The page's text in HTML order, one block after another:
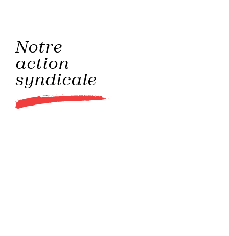
Notre
action
syndicale